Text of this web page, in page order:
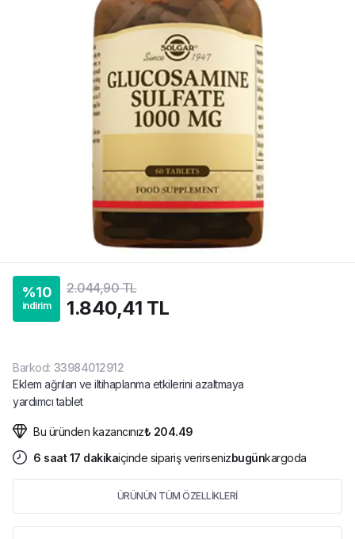
%10
indirim
2.044,90 TL
1.840,41 TL
Barkod: 33984012912
Eklem ağrıları ve iltihaplanma etkilerini azaltmaya
yardımcı tablet
Bu üründen kazancınız₺ 204.49
6 saat 17 dakikaiçinde sipariş verirsenizbugünkargoda
ÜRÜNÜN TÜM ÖZELLİKLERİ